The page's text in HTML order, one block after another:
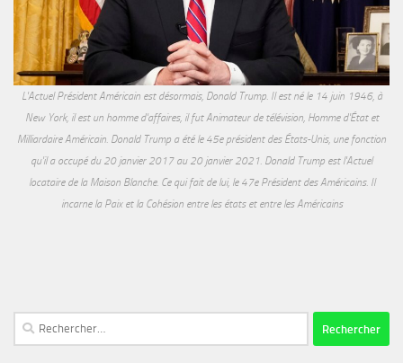
L'Actuel Président Américain est désormais, Donald Trump. Il est né le 14 juin 1946, à
New York, il est un homme d'affaires, il fut Animateur de télévision, Homme d'État et
Milliardaire Américain. Donald Trump a été le 45e président des États-Unis, une fonction
qu'il a occupé du 20 janvier 2017 au 20 janvier 2021. Donald Trump est l'Actuel
locataire de la Maison Blanche. Ce qui fait de lui, le 47e Président des Américains. Il
incarne la Paix et la Cohésion entre les états et entre les Américains
Rechercher :